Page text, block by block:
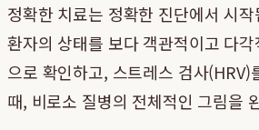
정확한 치료는 정확한 진단에서 시
환자의 상태를 보다 객관적이고 다
으로 확인하고, 스트레스 검사
때, 비로소 질병의 전체적인 그림을